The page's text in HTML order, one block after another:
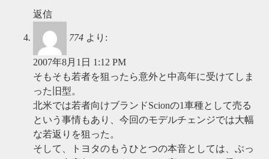
返信
774 より:
2007年8月1日 1:12 PM
そもそも若者を狙ったら意外と中高年に受けてしま
った旧型。
北米では若者向けブランドScionの1車種として売る
という事情もあり、今回のモデルチェンジでは大幅
な若返りを狙った。
そして、トヨタのもうひとつの本音としては、ぶっ